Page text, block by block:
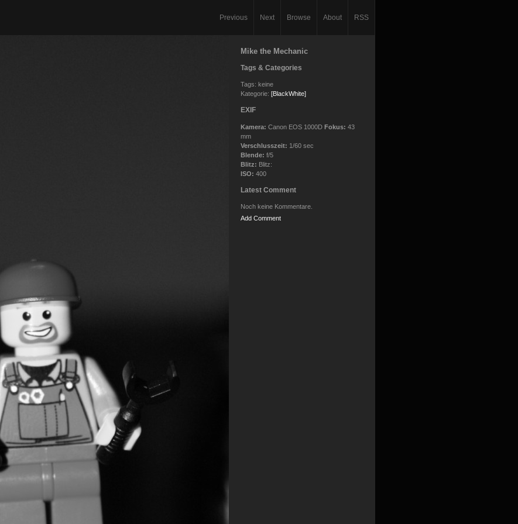
Previous Next Browse About RSS
Mike the Mechanic
Tags & Categories
Tags: keine
Kategorie: [BlackWhite]
EXIF
Kamera: Canon EOS 1000D Fokus: 43
mm
Verschlusszeit: 1/60 sec
Blende: f/5
Blitz: Blitz:
ISO: 400
Latest Comment
Noch keine Kommentare.
Add Comment